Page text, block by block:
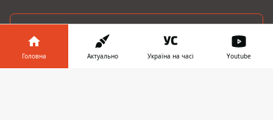
ЗАПРОПОНУВАТИ НОВИНУ
Головна Актуально Україна на часі Youtube